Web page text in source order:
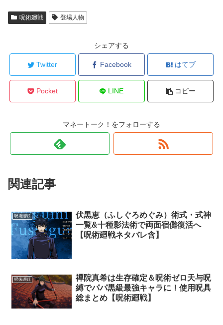
呪術廻戦 登場人物
シェアする
Twitter Facebook はてブ
Pocket LINE コピー
マネートーク！をフォローする
関連記事
呪術廻戦
伏黒恵（ふしぐろめぐみ）術式・式神
一覧&十種影法術で両面宿儺復活へ
【呪術廻戦ネタバレ含】
呪術廻戦
禪院真希は生存確定＆呪術ゼロ天与呪
縛でパパ黒級最強キャラに！使用呪具
総まとめ【呪術廻戦】